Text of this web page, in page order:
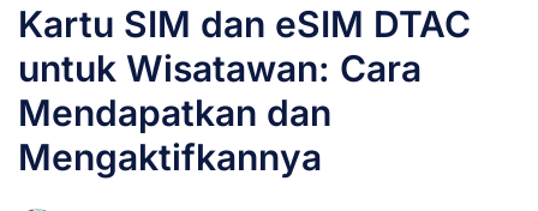
Kartu SIM dan eSIM DTAC
untuk Wisatawan: Cara
Mendapatkan dan
Mengaktifkannya